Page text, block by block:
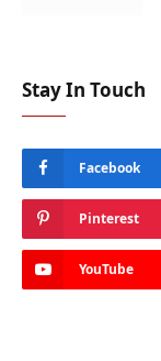
Stay In Touch
Facebook
Pinterest
YouTube